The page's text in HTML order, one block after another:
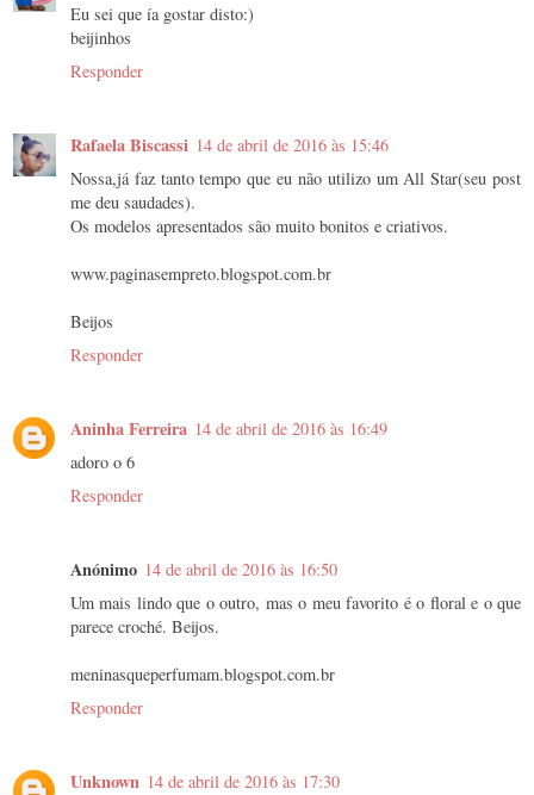
Eu sei que ía gostar disto:)
beijinhos
Responder
Rafaela Biscassi 14 de abril de 2016 às 15:46
Nossa,já faz tanto tempo que eu não utilizo um All Star(seu post
me deu saudades).
Os modelos apresentados são muito bonitos e criativos.
www.paginasempreto.blogspot.com.br
Beijos
Responder
Aninha Ferreira 14 de abril de 2016 às 16:49
adoro o 6
Responder
Anónimo 14 de abril de 2016 às 16:50
Um mais lindo que o outro, mas o meu favorito é o floral e o que
parece croché. Beijos.
meninasqueperfumam.blogspot.com.br
Responder
Unknown 14 de abril de 2016 às 17:30